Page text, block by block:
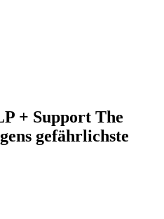
+ Support The
gefährlichste